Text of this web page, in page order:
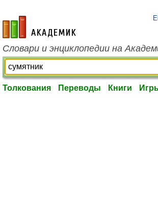
academic.ru
Словари и энциклопедии на
Толкования Переводы Книги